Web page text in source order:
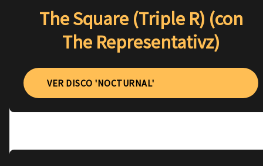
The Square (Triple R) (con
The Representativz)
VER DISCO 'NOCTURNAL'